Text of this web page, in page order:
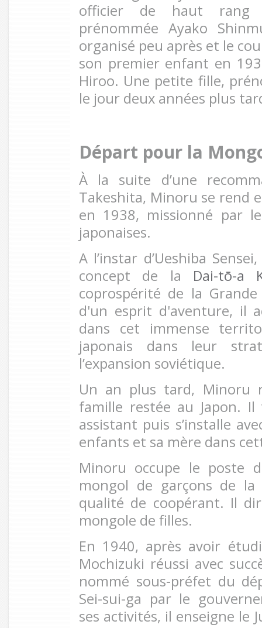
officier de haut rang
prénommée Ayako
organisé peu après et le
son premier enfant en
Hiroo. Une petite fille,
le jour deux années plus
Départ pour la
À la suite d’une
Takeshita, Minoru se rend
en 1938, missionné par
japonaises.
A l’instar d’Ueshiba
concept de la Dai-tō-a
coprospérité de la
d'un esprit d'aventure, il
dans cet immense
japonais dans leur
l’expansion soviétique.
Un an plus tard, Minoru
famille restée au Japon.
assistant puis s’installe
enfants et sa mère dans
Minoru occupe le poste
mongol de garçons de
qualité de coopérant. Il
mongole de filles.
En 1940, après avoir
Mochizuki réussi avec
nommé sous-préfet du
Sei-sui-ga par le
ses activités, il enseigne le